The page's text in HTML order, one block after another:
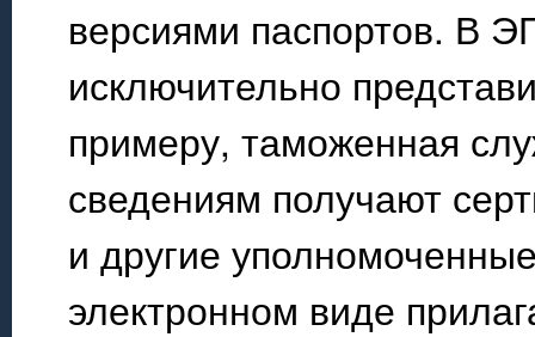
версиями паспортов. В
исключительно
примеру, таможенная
сведениям получают
и другие
электронном виде